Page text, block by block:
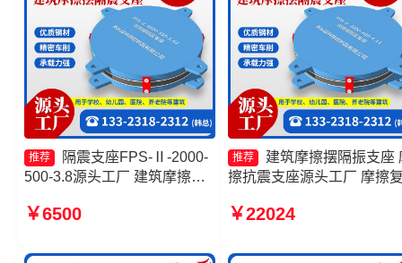
推荐
隔震支座FPS-Ⅱ-2000-
500-3.8源头工厂 建筑摩擦摆
震支座FPSII-8000-400-4.11
FPSII-6000-300-3.48厂家
￥6500
推荐
建筑摩擦摆隔振支座
擦抗震支座源头工厂 摩擦
震支座厂家
￥22024